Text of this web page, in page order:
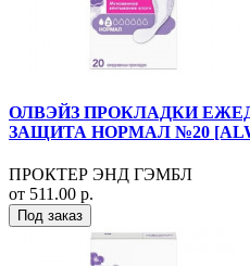
ОЛВЭЙЗ ПРОКЛАДКИ
ЗАЩИТА НОРМАЛ №20
ПРОКТЕР ЭНД ГЭМБЛ
от 511.00 р.
Под заказ